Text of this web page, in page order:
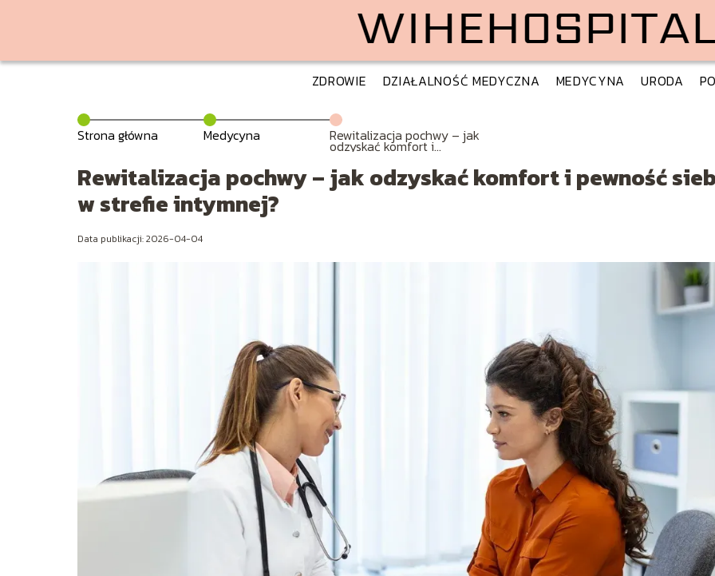
ZDROWIE DZIAŁALNOŚĆ MEDYCZNA MEDYCYNA URODA
Strona główna Medycyna Rewitalizacja pochwy – jak
odzyskać komfort i
pewność siebie w strefie
intymnej?
Rewitalizacja pochwy – jak odzyskać komfort i pewność
w strefie intymnej?
Data publikacji: 2026-04-04